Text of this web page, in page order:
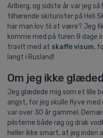
Arlberg, og sidste år var jeg
tilhørende skiturister på Heli
har man lov til at være? Jeg
komme med på turen 8 dage
travlt med at skaffe visum,
langt i Rusland!
Om jeg ikke
Jeg glædede mig som et lille
angst, for jeg skulle flyve
var over 30 år gammel.
piloterne både røg og drak
heller ikke smart, at jeg inden